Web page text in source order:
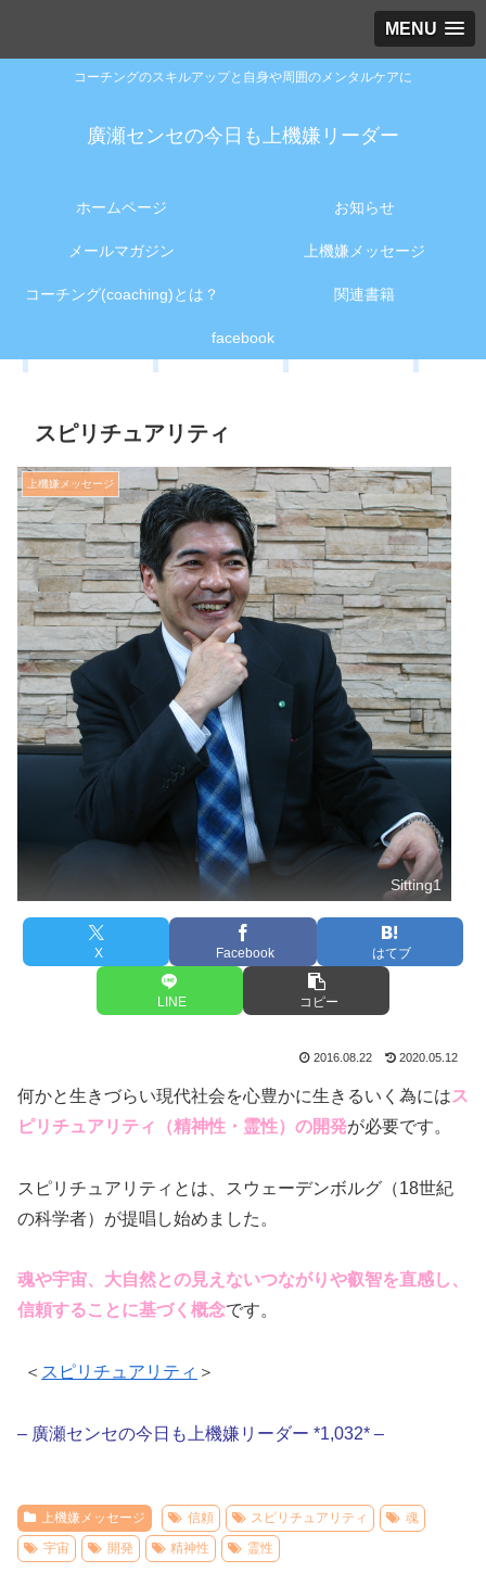
MENU
コーチングのスキルアップと自身や周囲のメンタルケアに
廣瀬センセの今日も上機嫌リーダー
ホームページ お知らせ
メールマガジン 上機嫌メッセージ
コーチング(coaching)とは？ 関連書籍
facebook
スピリチュアリティ
上機嫌メッセージ
Sitting1
X Facebook はてブ
LINE コピー
2016.08.22 2020.05.12
何かと生きづらい現代社会を心豊かに生きるいく為にはス
ピリチュアリティ（精神性・霊性）の開発が必要です。
スピリチュアリティとは、スウェーデンボルグ（18世紀
の科学者）が提唱し始めました。
魂や宇宙、大自然との見えないつながりや叡智を直感し、
信頼することに基づく概念です。
＜ スピリチュアリティ ＞
– 廣瀬センセの今日も上機嫌リーダー *1,032* –
上機嫌メッセージ 信頼 スピリチュアリティ
魂
宇宙
開発 精神性 霊性